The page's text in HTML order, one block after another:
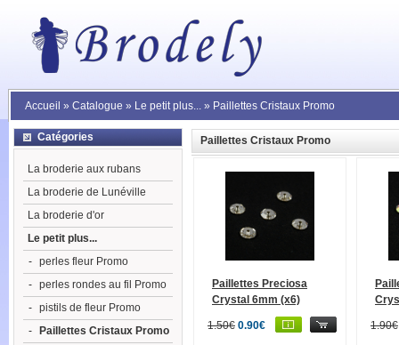
Accueil » Catalogue » Le petit plus... » Paillettes Cristaux Promo
Paillettes Cristaux Promo
Paillettes Preciosa
Crystal 6mm (x6)
1.50€ 0.90€ 1.90€
Catégories
La broderie aux rubans
La broderie de Lunéville
La broderie d'or
Le petit plus...
- perles fleur Promo
- perles rondes au fil Promo
- pistils de fleur Promo
-
Paillettes Cristaux Promo